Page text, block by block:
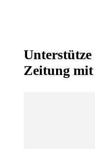
Zeitung mit